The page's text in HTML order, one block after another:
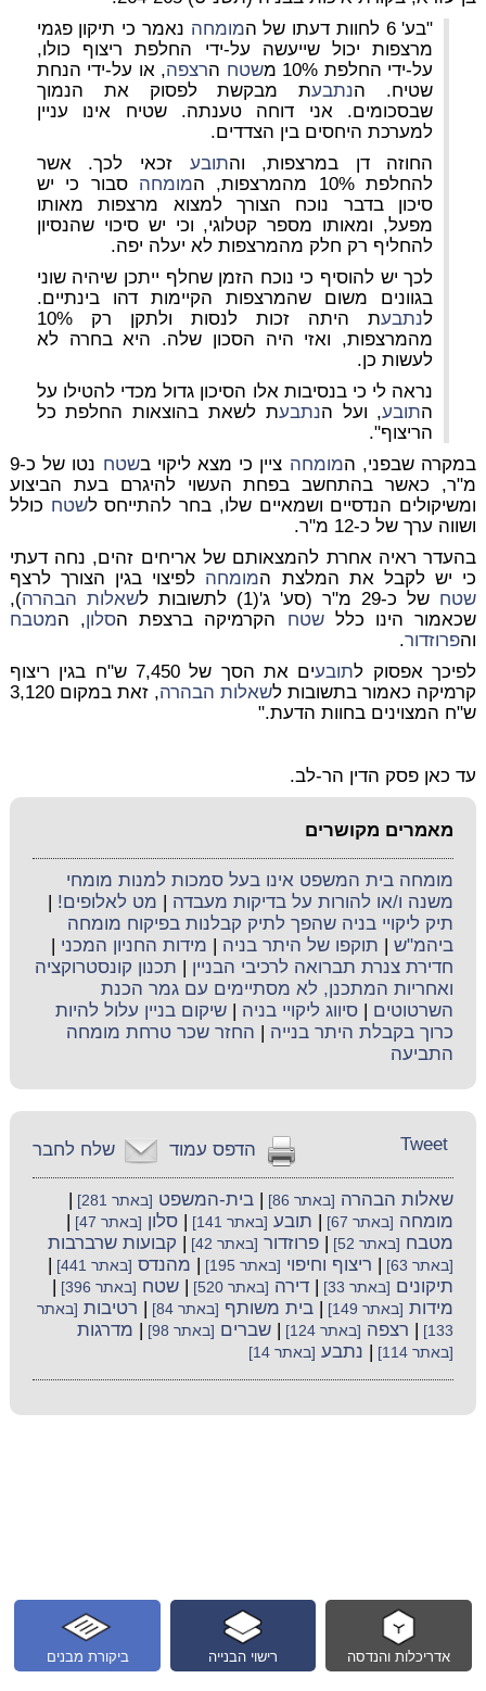
"בע' 6 לחוות דעתו של ה
מומחה נאמר כי תיקון פגמי
מרצפות יכול שייעשה על-ידי החלפת ריצוף כולו,
על-ידי החלפת 10% מ
שטח הרצפה, או על-ידי הנחת
שטיח. הנתבעת מבקשת לפסוק את הנמוך
שבסכומים. אני דוחה טענתה. שטיח אינו עניין
למערכת היחסים בין הצדדים.
החוזה דן במרצפות, והתובע זכאי לכך. אשר
להחלפת 10% מהמרצפות, ה
מומחה סבור כי יש
סיכון בדבר נוכח הצורך למצוא מרצפות מאותו
מפעל, ומאותו מספר קטלוגי, וכי יש סיכוי שהנסיון
להחליף רק חלק מהמרצפות לא יעלה יפה.
לכך יש להוסיף כי נוכח הזמן שחלף ייתכן שיהיה שוני
בגוונים משום שהמרצפות הקיימות דהו בינתיים.
לנתבע
ת היתה זכות לנסות ולתקן רק 10%
מהמרצפות, ואזי היה הסכון שלה. היא בחרה לא
לעשות כן.
נראה לי כי בנסיבות אלו הסיכון גדול מכדי להטילו על
התובע, ועל הנתבעת לשאת בהוצאות החלפת כל
הריצוף".
במקרה שבפני, המומחה ציין כי מצא ליקוי בשטח
נטו של כ-9
מ"ר, כאשר בהתחשב בפחת העשוי להיגרם בעת הביצוע
ומשיקולים הנדסיים ושמאיים שלו, בחר להתייחס לשטח כולל
ושווה ערך של כ-12 מ"ר.
בהעדר ראיה אחרת להמצאותם של אריחים זהים, נחה דעתי
כי יש לקבל את המלצת המומחה לפיצוי בגין הצורך לרצף
שטח של כ-29 מ"ר (סע' ג'(1) לתשובות ל שאלות הבהרה),
שכאמור הינו כללשטח הקרמיקה ברצפת הסלון, המטבח
והפרוזדור.
לפיכך אפסוק לתובע
ים את הסך של 7,450 ש"ח בגין ריצוף
קרמיקה כאמור בתשובות לשאלות הבהרה
, זאת במקום 3,120
ש"ח המצוינים בחוות הדעת."
עד כאן פסק הדין הר-לב.
מאמרים מקושרים
מומחה בית המשפט אינו בעל סמכות למנות מומחי
משנה ו/או להורות על בדיקות מעבדה
מט לאלופים!
תיק ליקויי בניה שהפך לתיק קבלנות בפיקוח מומחה
ביהמ"ש
תוקפו של היתר בניה מידות החניון המכני
חדירת צנרת תברואה לרכיבי הבניין
תכנון קונסטרוקציה
ואחריות המתכנן, לא מסתיימים עם גמר הכנת
השרטוטים |סיווג ליקויי בניה |שיקום בניין עלול להיות
כרוך בקבלת היתר בנייה
החזר שכר טרחת מומחה
התביעה
שלח לחבר הדפס עמוד Tweet
שאלות הבהרה [באתר 86] |בית-המשפט [באתר 281]
מומחה [באתר 67] תובע [באתר 141] |סלון [באתר 47]
מטבח [באתר 52] |פרוזדור [באתר 42] קבועות שרברבות
[באתר 63] ריצוף וחיפוי [באתר 195] מהנדס [באתר 441]
תיקונים [באתר 33] |דירה [באתר 520] |שטח [באתר 396]
מידות [באתר 149] |בית משותף [באתר 84] רטיבות [באתר
133]
רצפה [באתר 124] |שברים [באתר 98] מדרגות
[באתר 114] נתבע [באתר 14]
ביקורת מבנים רישוי הבנייה אדריכלות והנדסה